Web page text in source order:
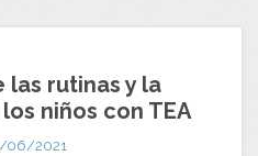
las rutinas y la
niños con TEA
06/2021